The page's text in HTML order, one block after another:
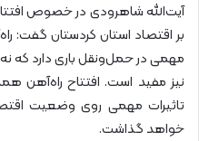
آیت‌الله شاهرودی در خصوص
بر اقتصاد استان کردستان گفت:
مهمی در حمل‌ونقل باری دارد که
نیز مفید است. افتتاح راه‌آهن
تاثیرات مهمی روی وضعیت
خواهد گذاشت.